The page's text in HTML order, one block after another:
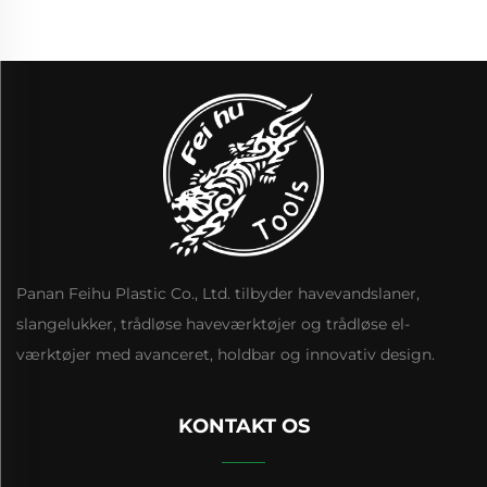
Panan Feihu Plastic Co., Ltd. tilbyder havevandslaner,
slangelukker, trådløse haveværktøjer og trådløse el-
værktøjer med avanceret, holdbar og innovativ design.
KONTAKT OS